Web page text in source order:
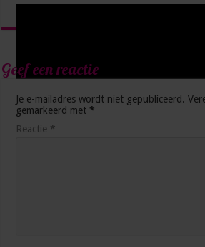
Geef een reactie
Je e-mailadres wordt niet gepubliceerd.
gemarkeerd met *
Reactie *